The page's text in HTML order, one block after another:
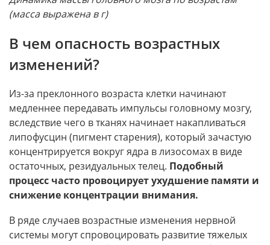
(масса выражена в г)
В чем опасность возрастных
изменений?
Из-за преклонного возраста клетки начинают
медленнее передавать импульсы головному мозгу,
вследствие чего в тканях начинает накапливаться
липофусцин (пигмент старения), который зачастую
концентрируется вокруг ядра в лизосомах в виде
остаточных, резидуальных телец. Подобный
процесс часто провоцирует ухудшение памяти и
снижение концентрации внимания.
В ряде случаев возрастные изменения нервной
системы могут спровоцировать развитие тяжелых